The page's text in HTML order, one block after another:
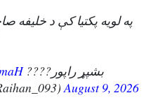
په لویه پکتیا کې د
بشپړ راپور????
August 9, 2026